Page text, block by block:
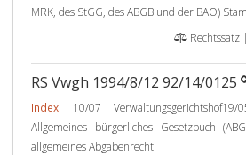
MRK, des StGG, des ABGB und der BAO)
Rechtssatz |
RS Vwgh 1994/8/12 92/14/0125
Index: 10/07 Verwaltungsgerichtshof19/
Allgemeines bürgerliches Gesetzbuch
allgemeines Abgabenrecht